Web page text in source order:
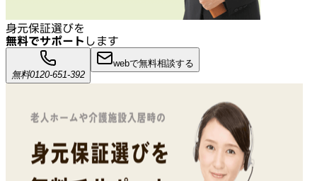
身元保証選びを
無料でサポート します
無料0120-651-392
webで無料相談する